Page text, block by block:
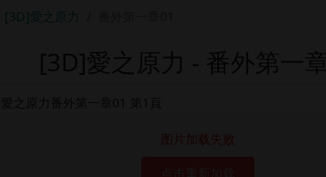
[3D]愛之原力
图片加载失败